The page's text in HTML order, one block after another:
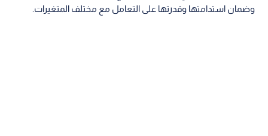
وضمان استدامتها وقدرتها على التعامل مع مختلف المتغيرات.